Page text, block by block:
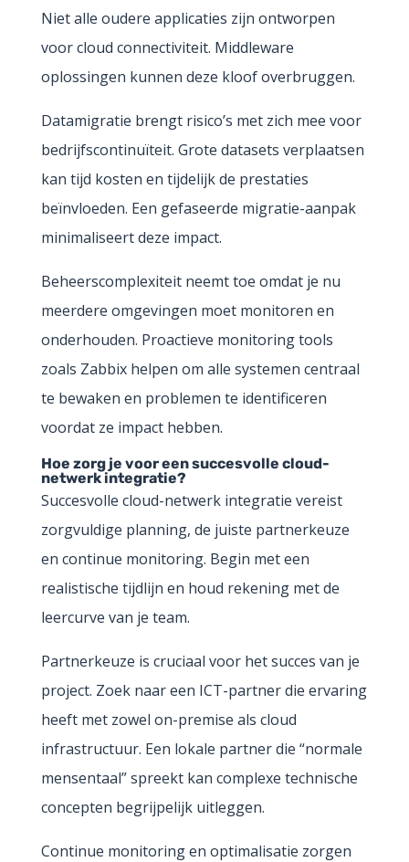
Niet alle oudere applicaties zijn ontworpen
voor cloud connectiviteit. Middleware
oplossingen kunnen deze kloof overbruggen.
Datamigratie brengt risico’s met zich mee voor
bedrijfscontinuïteit. Grote datasets verplaatsen
kan tijd kosten en tijdelijk de prestaties
beïnvloeden. Een gefaseerde migratie-aanpak
minimaliseert deze impact.
Beheerscomplexiteit neemt toe omdat je nu
meerdere omgevingen moet monitoren en
onderhouden. Proactieve monitoring tools
zoals Zabbix helpen om alle systemen centraal
te bewaken en problemen te identificeren
voordat ze impact hebben.
Hoe zorg je voor een succesvolle cloud-
netwerk integratie?
Succesvolle cloud-netwerk integratie vereist
zorgvuldige planning, de juiste partnerkeuze
en continue monitoring. Begin met een
realistische tijdlijn en houd rekening met de
leercurve van je team.
Partnerkeuze is cruciaal voor het succes van je
project. Zoek naar een ICT-partner die ervaring
heeft met zowel on-premise als cloud
infrastructuur. Een lokale partner die “normale
mensentaal” spreekt kan complexe technische
concepten begrijpelijk uitleggen.
Continue monitoring en optimalisatie zorgen